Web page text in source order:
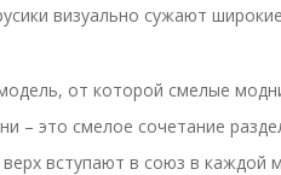
визуально сужают
от которой смелые
– это смелое сочетание
вступают в союз в каждой